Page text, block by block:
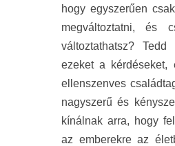
hogy egyszerűen
megváltoztatni, és
változtathatsz?
ezeket a kérdéseket,
ellenszenves
nagyszerű és
kínálnak arra, hogy
az emberekre az